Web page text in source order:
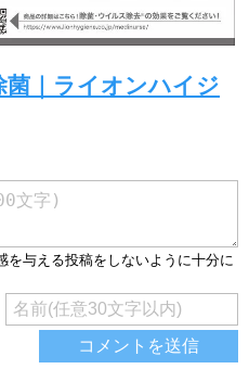
菌｜ライオンハイジ